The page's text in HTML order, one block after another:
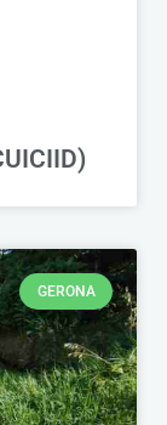
GERONA